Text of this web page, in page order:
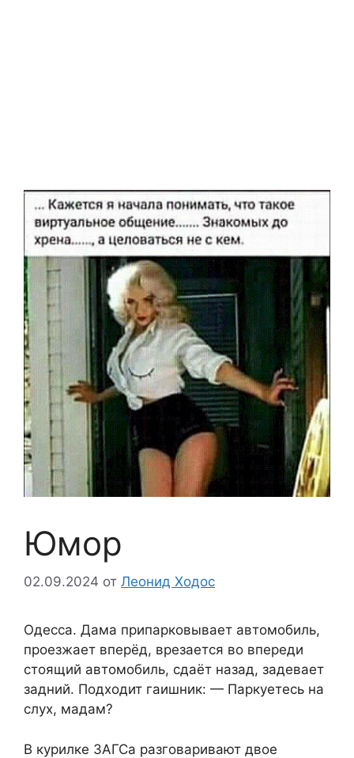
Юмор
02.09.2024 от Леонид Ходос
Одесса. Дама припарковывает автомобиль,
проезжает вперёд, врезается во впереди
стоящий автомобиль, сдаёт назад, задевает
задний. Подходит гаишник: — Паркуетесь на
слух, мадам?
В курилке ЗАГСа разговаривают двое